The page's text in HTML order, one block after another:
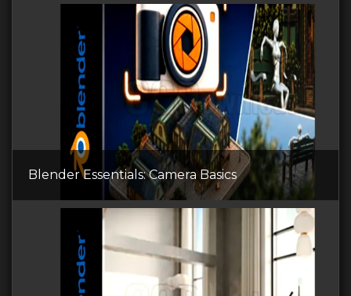
Blender Essentials: Camera Basics